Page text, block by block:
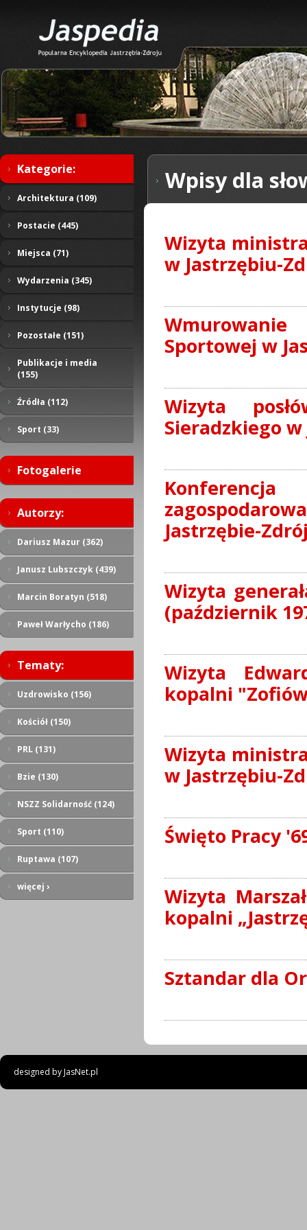
Kategorie:
Architektura (109)
Postacie (445)
Miejsca (71)
Wydarzenia (345)
Instytucje (98)
Pozostałe (151)
Publikacje i media
(155)
Źródła (112)
Sport (33)
Fotogalerie
Autorzy:
Dariusz Mazur (362)
Janusz Lubszczyk (439)
Marcin Boratyn (518)
Paweł Warłycho (186)
Tematy:
Uzdrowisko (156)
Kościół (150)
PRL (131)
Bzie (130)
NSZZ Solidarność (124)
Sport (110)
Ruptawa (107)
więcej ›
Wpisy dla
Wizyta
w Jastrzębiu-
Sportowej w
Wizyta
Sieradzkiego
Jastrzębie-
Wizyta
(październik
Wizyta
kopalni
Wizyta
w Jastrzębiu-
Święto Pracy
Wizyta
kopalni
Sztandar dla
designed byJasNet.pl